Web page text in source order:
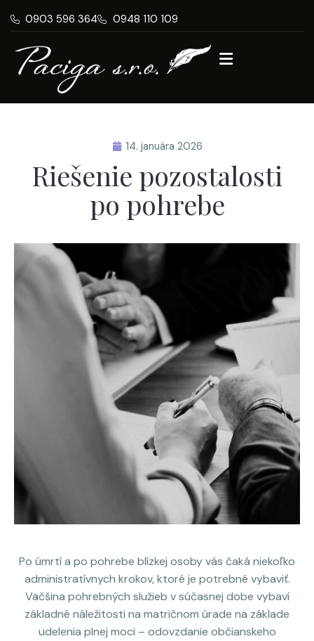
0903 596 364 0948 110 109
14. januára 2026
Riešenie pozostalosti
po pohrebe
Po úmrtí a po pohrebe blízkej osoby vás čaká niekoľko
administratívnych krokov, ktoré je potrebné vybaviť.
Väčšina pohrebných služieb v súčasnej dobe vybaví
základné náležitosti na matričnom úrade na základe
udelenia plnej moci – odovzdanie občianskeho